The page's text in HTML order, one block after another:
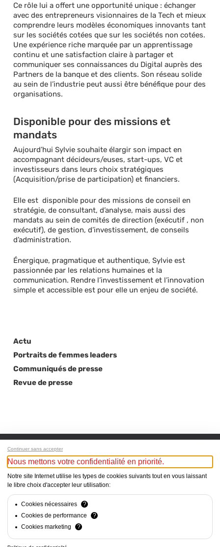
Ce rôle lui a offert une opportunité unique : échanger
avec des entrepreneurs visionnaires de la Tech et mieux
comprendre leurs modèles économiques innovants tant
sur les sociétés cotées que sur les sociétés non cotées.
Une expérience riche marquée par un apprentissage
continu et une satisfaction claire à partager et
communiquer ses connaissances du Digital auprès des
Partners de la banque et des clients. Son réseau solide
au sein de l’industrie peut aussi être bénéfique pour des
organisations.
Disponible pour des missions et
mandats
Aujourd’hui Sylvie souhaite élargir son impact en
accompagnant décideurs/euses, start-ups, VC et
investisseurs dans leurs choix stratégiques
(Acquisition/prise de participation) et financiers.
Elle est disponible pour des missions de conseil en
stratégie, de consultant, d’analyse, mais aussi des
mandats au sein de comités de direction (exécutif , non
exécutif), de gestion, d’investissement, de conseils
d’administration.
Énergique, pragmatique et authentique, Sylvie est
passionnée par les relations humaines et la
communication. Rendre l’investissement et l’innovation
simple et accessible est pour elle un enjeu de société.
Actu
Portraits de femmes leaders
Communiqués de presse
Revue de presse
Next Post
Nomination de Swati Rastogi Mayor au Conseil
d’administration d’Innergia
Continuer sans accepter
Nous mettons votre confidentialité en priorité.
Notre site Internet utilise les types de cookies suivants tout en vous laissant
le libre choix d'accepter leur utilisation:
Cookies nécessaires
?
Cookies de performance
?
Cookies marketing
?